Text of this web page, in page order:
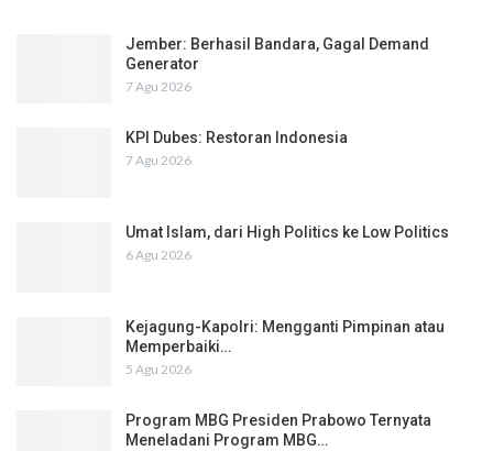
Jember: Berhasil Bandara, Gagal Demand
Generator
7 Agu 2026
KPI Dubes: Restoran Indonesia
7 Agu 2026
Umat Islam, dari High Politics ke Low Politics
6 Agu 2026
Kejagung-Kapolri: Mengganti Pimpinan atau
Memperbaiki…
5 Agu 2026
Program MBG Presiden Prabowo Ternyata
Meneladani Program MBG…